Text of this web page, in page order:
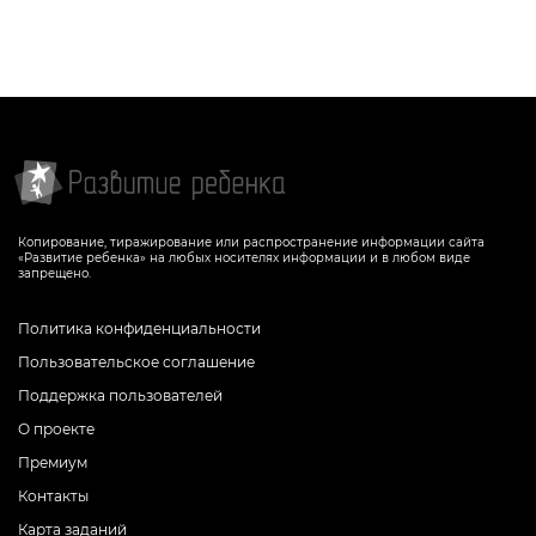
Копирование, тиражирование или распространение информации сайта
«Развитие ребенка» на любых носителях информации и в любом виде
запрещено.
Политика конфиденциальности
Пользовательское соглашение
Поддержка пользователей
О проекте
Премиум
Контакты
Карта заданий